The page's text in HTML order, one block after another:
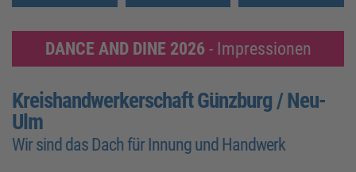
DANCE AND DINE 2026- Impressionen
Kreishandwerkerschaft Günzburg / Neu-
Ulm
Wir sind das Dach für Innung und Handwerk